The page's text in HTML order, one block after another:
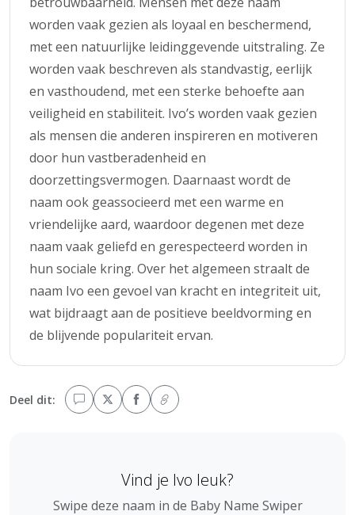
worden vaak gezien als loyaal en beschermend,
met een natuurlijke leidinggevende uitstraling. Ze
worden vaak beschreven als standvastig, eerlijk
en vasthoudend, met een sterke behoefte aan
veiligheid en stabiliteit. Ivo’s worden vaak gezien
als mensen die anderen inspireren en motiveren
door hun vastberadenheid en
doorzettingsvermogen. Daarnaast wordt de
naam ook geassocieerd met een warme en
vriendelijke aard, waardoor degenen met deze
naam vaak geliefd en gerespecteerd worden in
hun sociale kring. Over het algemeen straalt de
naam Ivo een gevoel van kracht en integriteit uit,
wat bijdraagt aan de positieve beeldvorming en
de blijvende populariteit ervan.
Deel dit:
Vind je Ivo leuk?
Swipe deze naam in de Baby Name Swiper